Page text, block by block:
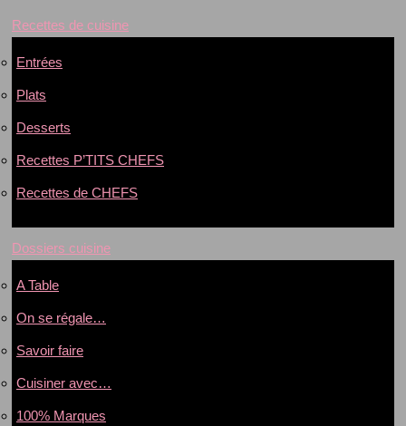
Recettes de cuisine
Entrées
Plats
Desserts
Recettes P’TITS CHEFS
Recettes de CHEFS
Dossiers cuisine
A Table
On se régale…
Savoir faire
Cuisiner avec…
100% Marques